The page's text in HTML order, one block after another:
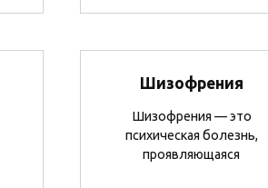
Шизофрения
Шизофрения — это
психическая болезнь,
проявляющаяся